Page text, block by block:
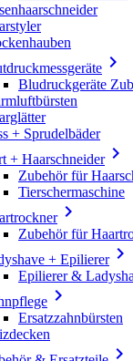

Bludruckgeräte
+ Sprudelbäder
+ Haarschneider
Zubehör für
Tierschermaschine

Zubehör für
+ Epilierer
Epilierer &

Ersatzzahnbürsten
